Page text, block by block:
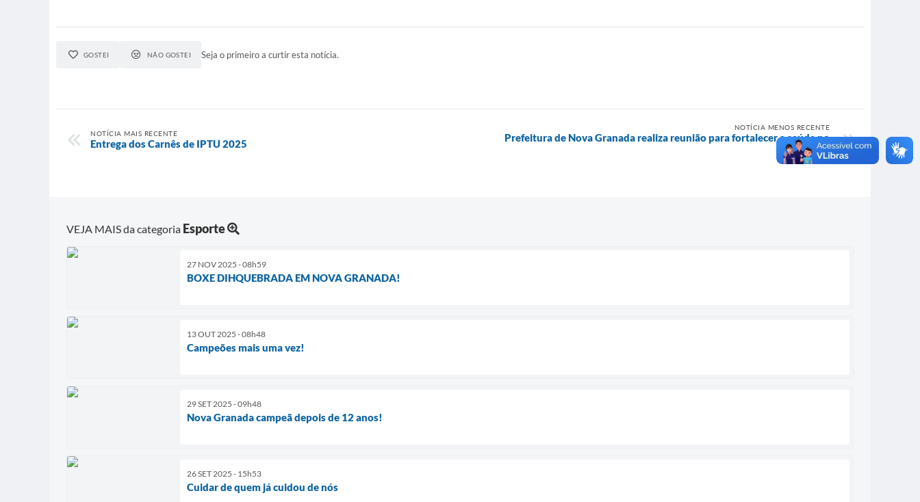
GOSTEI NÃO GOSTEI Seja o primeiro a curtir esta notícia.
NOTÍCIA MAIS RECENTE
Entrega dos Carnês de IPTU 2025
NOTÍCIA MENOS RECENTE
Prefeitura de Nova Granada realiza reunião para fortalecer a saúde no
município
VEJA MAIS da categoria Esporte
27 NOV 2025 - 08h59
BOXE DIHQUEBRADA EM NOVA GRANADA!
13 OUT 2025 - 08h48
Campeões mais uma vez!
29 SET 2025 - 09h48
Nova Granada campeã depois de 12 anos!
26 SET 2025 - 15h53
Cuidar de quem já cuidou de nós